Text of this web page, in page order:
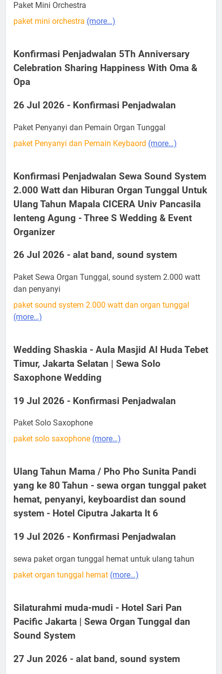
Paket Mini Orchestra
paket mini orchestra (more…)
Konfirmasi Penjadwalan 5Th Anniversary
Celebration Sharing Happiness With Oma &
Opa
26 Jul 2026 - Konfirmasi Penjadwalan
Paket Penyanyi dan Pemain Organ Tunggal
paket Penyanyi dan Pemain Keybaord (more…)
Konfirmasi Penjadwalan Sewa Sound System
2.000 Watt dan Hiburan Organ Tunggal Untuk
Ulang Tahun Mapala CICERA Univ Pancasila
lenteng Agung - Three S Wedding & Event
Organizer
26 Jul 2026 - alat band, sound system
Paket Sewa Organ Tunggal, sound system 2.000 watt
dan penyanyi
paket sound system 2.000 watt dan organ tunggal
(more…)
Wedding Shaskia - Aula Masjid Al Huda Tebet
Timur, Jakarta Selatan | Sewa Solo
Saxophone Wedding
19 Jul 2026 - Konfirmasi Penjadwalan
Paket Solo Saxophone
paket solo saxophone (more…)
Ulang Tahun Mama / Pho Pho Sunita Pandi
yang ke 80 Tahun - sewa organ tunggal paket
hemat, penyanyi, keyboardist dan sound
system - Hotel Ciputra Jakarta lt 6
19 Jul 2026 - Konfirmasi Penjadwalan
sewa paket organ tunggal hemat untuk ulang tahun
paket organ tunggal hemat (more…)
Silaturahmi muda-mudi - Hotel Sari Pan
Pacific Jakarta | Sewa Organ Tunggal dan
Sound System
27 Jun 2026 - alat band, sound system